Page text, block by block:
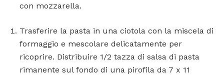
con mozzarella.
Trasferire la pasta in una ciotola con la miscela di
formaggio e mescolare delicatamente per
ricoprire. Distribuire 1/2 tazza di salsa di pasta
rimanente sul fondo di una pirofila da 7 x 11